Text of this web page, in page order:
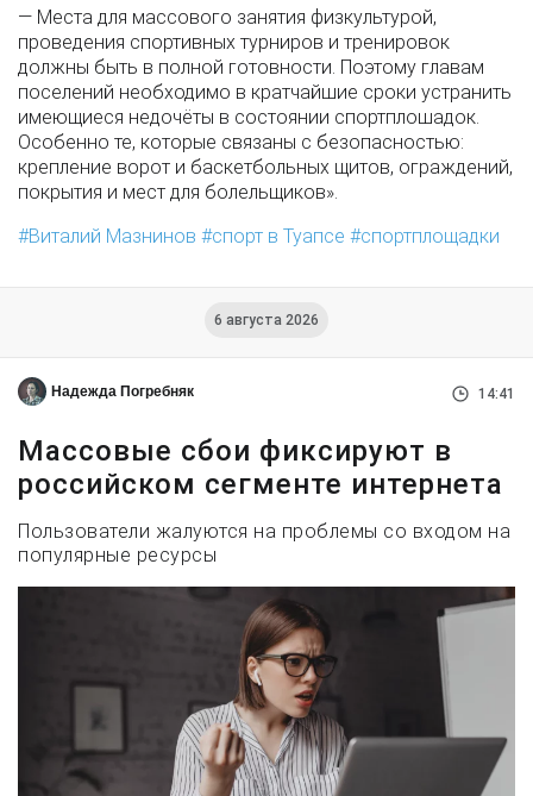
— Места для массового занятия физкультурой,
проведения спортивных турниров и тренировок
должны быть в полной готовности. Поэтому главам
поселений необходимо в кратчайшие сроки устранить
имеющиеся недочёты в состоянии спортплошадок.
Особенно те, которые связаны с безопасностью:
крепление ворот и баскетбольных щитов, ограждений,
покрытия и мест для болельщиков».
Виталий Мазнинов
спорт в Туапсе спортплощадки
6 августа 2026
Надежда Погребняк 14:41
Массовые сбои фиксируют в
российском сегменте интернета
Пользователи жалуются на проблемы со входом на
популярные ресурсы